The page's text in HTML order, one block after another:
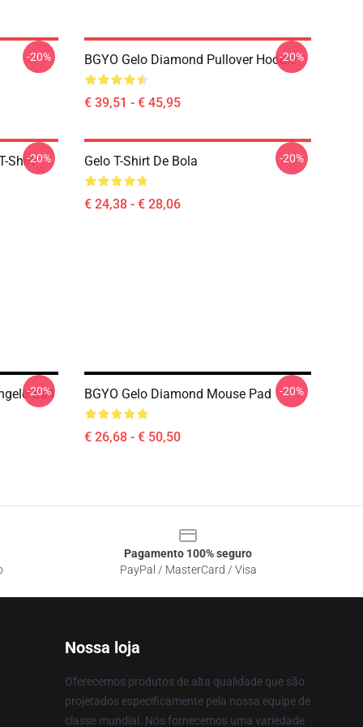
-20% BGYO Gelo Diamond Pullover Hoodie
€ 39,51 - € 45,95
-20%
Shirt-20% Gelo T-Shirt De Bola
€ 24,38 - € 28,06
-20%
Ball
-20% BGYO Gelo Diamond Mouse Pad
€ 26,68 - € 50,50
-20%
Pagamento 100% seguro
PayPal / MasterCard / Visa
Nossa loja
Oferecemos produtos de alta qualidade que são
projetados especificamente pela nossa equipe de
classe mundial. Nós fornecemos uma variedade